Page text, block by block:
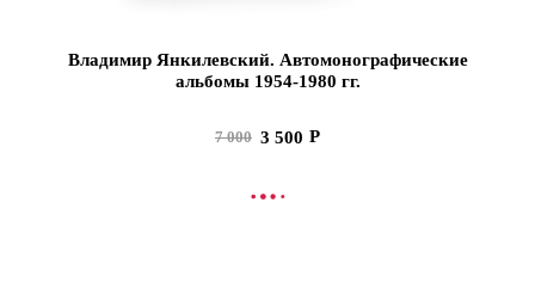
Владимир Янкилевский. Автомонографические
альбомы 1954-1980 гг.
7 000 3 500
В КОРЗИНУ